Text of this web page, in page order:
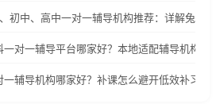
初中、高中一对一辅导机构推荐：详解兔启1
对一辅导平台哪家好？本地适配辅导机构深
辅导机构哪家好？补课怎么避开低效补习陷阱